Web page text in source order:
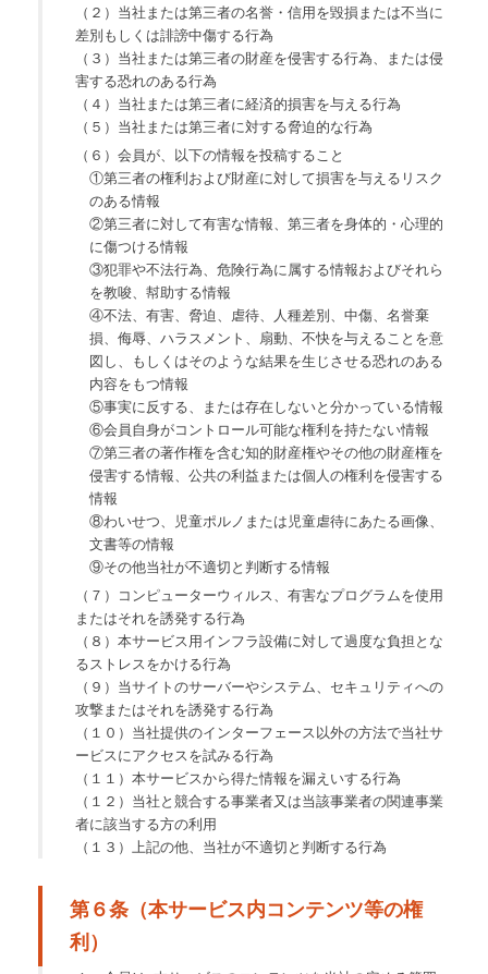
（２）当社または第三者の名誉・信用を毀損または不当に
差別もしくは誹謗中傷する行為
（３）当社または第三者の財産を侵害する行為、または侵
害する恐れのある行為
（４）当社または第三者に経済的損害を与える行為
（５）当社または第三者に対する脅迫的な行為
（６）会員が、以下の情報を投稿すること
①第三者の権利および財産に対して損害を与えるリスク
のある情報
②第三者に対して有害な情報、第三者を身体的・心理的
に傷つける情報
③犯罪や不法行為、危険行為に属する情報およびそれら
を教唆、幇助する情報
④不法、有害、脅迫、虐待、人種差別、中傷、名誉棄
損、侮辱、ハラスメント、扇動、不快を与えることを意
図し、もしくはそのような結果を生じさせる恐れのある
内容をもつ情報
⑤事実に反する、または存在しないと分かっている情報
⑥会員自身がコントロール可能な権利を持たない情報
⑦第三者の著作権を含む知的財産権やその他の財産権を
侵害する情報、公共の利益または個人の権利を侵害する
情報
⑧わいせつ、児童ポルノまたは児童虐待にあたる画像、
文書等の情報
⑨その他当社が不適切と判断する情報
（７）コンピューターウィルス、有害なプログラムを使用
またはそれを誘発する行為
（８）本サービス用インフラ設備に対して過度な負担とな
るストレスをかける行為
（９）当サイトのサーバーやシステム、セキュリティへの
攻撃またはそれを誘発する行為
（１０）当社提供のインターフェース以外の方法で当社サ
ービスにアクセスを試みる行為
（１１）本サービスから得た情報を漏えいする行為
（１２）当社と競合する事業者又は当該事業者の関連事業
者に該当する方の利用
（１３）上記の他、当社が不適切と判断する行為
第６条（本サービス内コンテンツ等の権
利）